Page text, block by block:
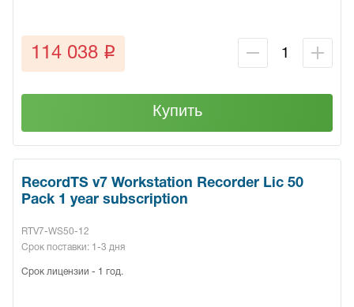
114 038 q
Купить
RecordTS v7 Workstation Recorder Lic 50
Pack 1 year subscription
RTV7-WS50-12
Срок поставки: 1-3 дня
Срок лицензии - 1 год.